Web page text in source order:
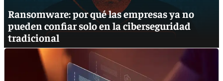
Ransomware: por qué las empresas ya no
pueden confiar solo en la ciberseguridad
tradicional